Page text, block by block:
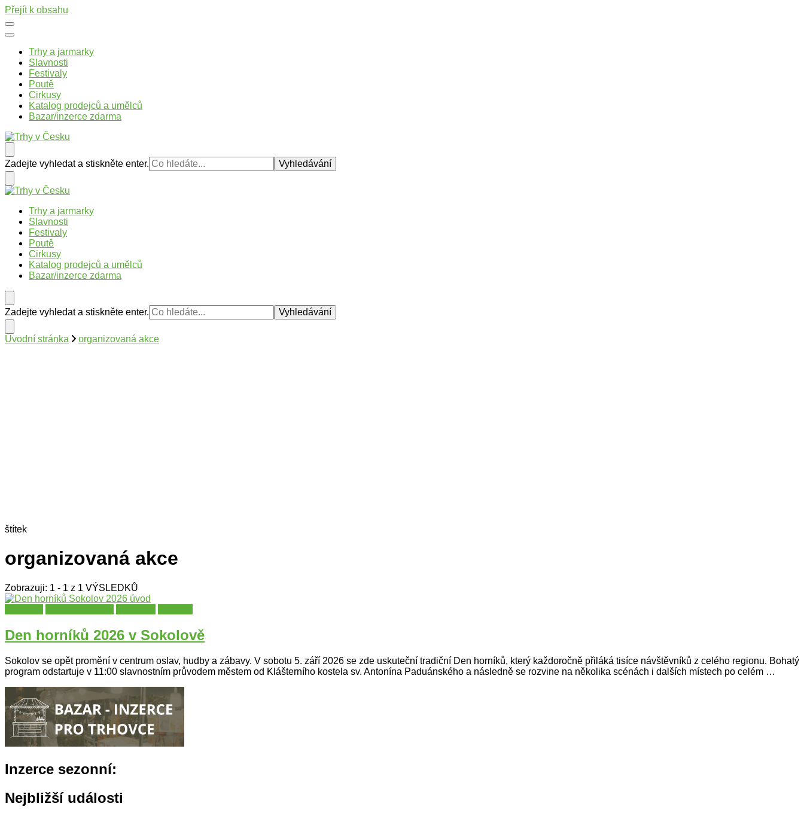
Přejít k obsahu
Trhy a jarmarky
Slavnosti
Festivaly
Poutě
Cirkusy
Katalog prodejců a umělců
Bazar/inzerce zdarma
Trhy v Česku
Trhy, jarmarky, slavnosti a poutě v České republice
Hledáte
něco
?
Zadejte vyhledat a stiskněte enter.
Trhy v Česku
Trhy, jarmarky, slavnosti a poutě v České republice
Trhy a jarmarky
Slavnosti
Festivaly
Poutě
Cirkusy
Katalog prodejců a umělců
Bazar/inzerce zdarma
Hledáte
něco
?
Zadejte vyhledat a stiskněte enter.
Úvodní stránka organizovaná akce
štítek
organizovaná akce
Zobrazuji: 1 - 1 z 1 VÝSLEDKŮ
Den horníků 2026 v Sokolově
Sokolov se opět promění v centrum oslav, hudby a zábavy. V sobotu 5. září 2026 se zde uskuteční tradiční Den horníků, který každoročně přiláká tisíce návštěvníků z celého regionu. Bohatý
program odstartuje v 11:00 slavnostním průvodem městem od Klášterního kostela sv. Antonína Paduánského a následně se rozvine na několika scénách i dalších místech po celém …
Inzerce sezonní:
Nejbližší události